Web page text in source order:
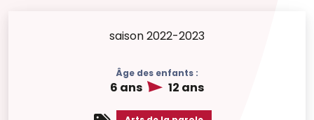
saison 2022-2023
Âge des enfants :
6 ans 12 ans